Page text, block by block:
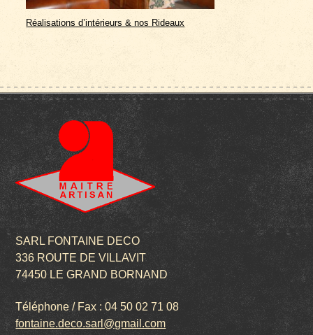
Réalisations d’intérieurs & nos Rideaux
SARL FONTAINE DECO
336 ROUTE DE VILLAVIT
74450 LE GRAND BORNAND
Téléphone / Fax : 04 50 02 71 08
fontaine.deco.sarl@gmail.com